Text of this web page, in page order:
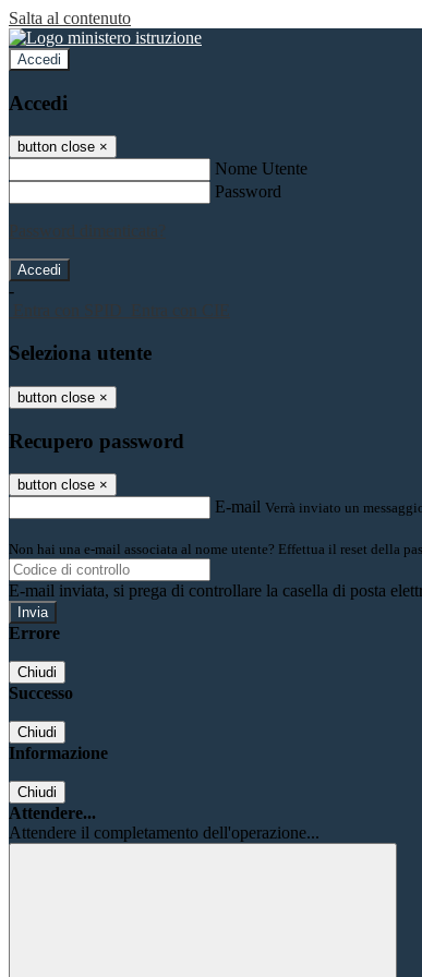
Salta al contenuto
Accedi
Accedi
button close ×
Nome Utente
Password
Password dimenticata?
-
Entra con SPID
Entra con CIE
Seleziona utente
button close ×
Recupero password
button close ×
E-mail Verrà inviato un
Non hai una e-mail associata al nome utente? Effettua il reset della
E-mail inviata, si prega di controllare la casella di posta
Errore
Chiudi
Successo
Chiudi
Informazione
Chiudi
Attendere...
Attendere il completamento dell'operazione...